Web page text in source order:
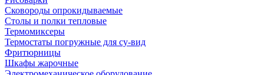
Сковороды опрокидываемые
Столы и полки тепловые
Термомиксеры
Термостаты погружные для су-вид
Фритюрницы
Шкафы жарочные